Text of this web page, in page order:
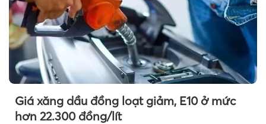
Giá xăng dầu đồng loạt giảm, E10 ở mức
hơn 22.300 đồng/lít